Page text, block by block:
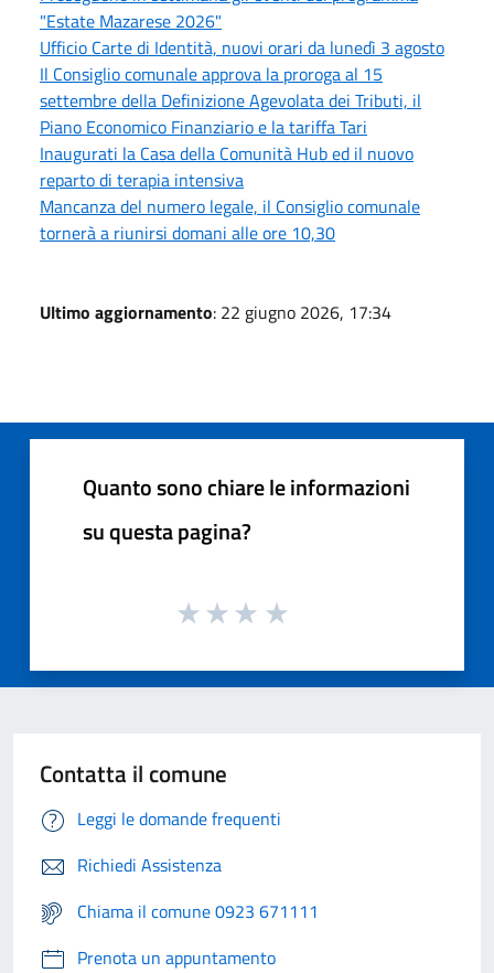
"Estate Mazarese 2026"
Ufficio Carte di Identità, nuovi orari da lunedì 3 agosto
Il Consiglio comunale approva la proroga al 15
settembre della Definizione Agevolata dei Tributi, il
Piano Economico Finanziario e la tariffa Tari
Inaugurati la Casa della Comunità Hub ed il nuovo
reparto di terapia intensiva
Mancanza del numero legale, il Consiglio comunale
tornerà a riunirsi domani alle ore 10,30
Ultimo aggiornamento: 22 giugno 2026, 17:34
Quanto sono chiare le informazioni
su questa pagina?
Contatta il comune
Leggi le domande frequenti
Richiedi Assistenza
Chiama il comune 0923 671111
Prenota un appuntamento